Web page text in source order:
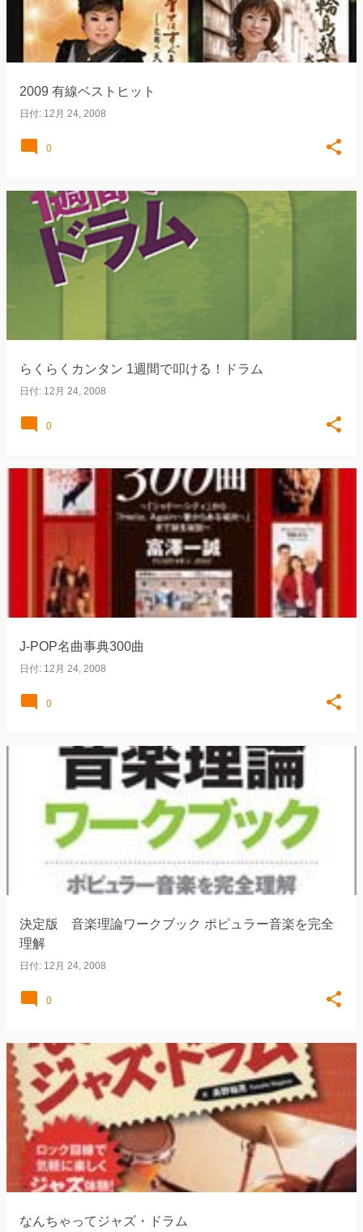
2009 有線ベストヒット
日付: 12月 24, 2008
0
らくらくカンタン 1週間で叩ける！ドラム
日付: 12月 24, 2008
0
J-POP名曲事典300曲
日付: 12月 24, 2008
0
決定版 音楽理論ワークブック ポピュラー音楽を完全
理解
日付: 12月 24, 2008
0
なんちゃってジャズ・ドラム